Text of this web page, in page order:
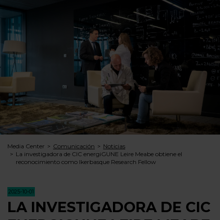
Media Center Comunicación
Noticias
La investigadora de CIC energiGUNE Leire Meabe obtiene el
reconocimiento como Ikerbasque Research Fellow
2025-10-01
LA INVESTIGADORA DE CIC